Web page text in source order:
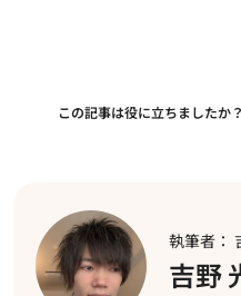
この記事は役に立ちましたか？
執筆者：
吉野